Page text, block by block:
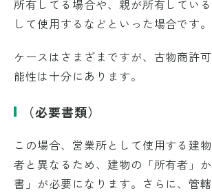
所有してる場合や、親が所有してい
して使用するなどといった場合です。
ケースはさまざまですが、古物商許
能性は十分にあります。
（必要書類）
この場合、営業所として使用する建
者と異なるため、建物の「所有者」
書」が必要になります。さらに、管